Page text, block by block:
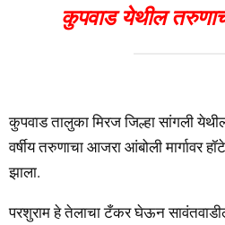
कुपवाड येथील
कुपवाड तालुका मिरज जिल्हा सांगली
वर्षीय तरुणाचा आजरा आंबोली मार्गावर
झाला.
परशुराम हे तेलाचा टँकर घेऊन